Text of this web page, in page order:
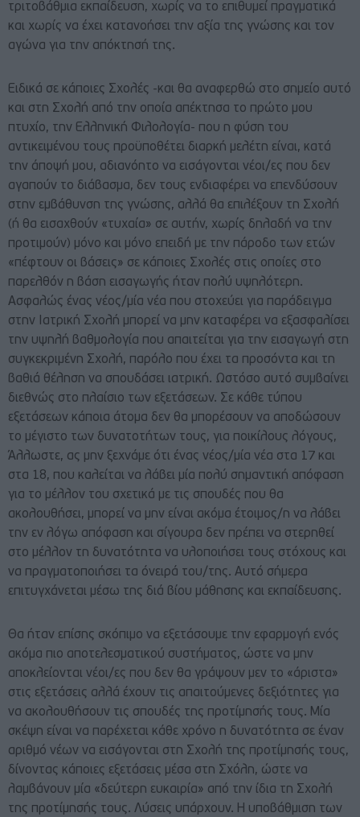
τριτοβάθμια εκπαίδευση, χωρίς να το επιθυμεί πραγματικά
και χωρίς να έχει κατανοήσει την αξία της γνώσης και τον
αγώνα για την απόκτησή της.
Ειδικά σε κάποιες Σχολές -και θα αναφερθώ στο σημείο αυτό
και στη Σχολή από την οποία απέκτησα το πρώτο μου
πτυχίο, την Ελληνική Φιλολογία- που η φύση του
αντικειμένου τους προϋποθέτει διαρκή μελέτη είναι, κατά
την άποψή μου, αδιανόητο να εισάγονται νέοι/ες που δεν
αγαπούν το διάβασμα, δεν τους ενδιαφέρει να επενδύσουν
στην εμβάθυνση της γνώσης, αλλά θα επιλέξουν τη Σχολή
(ή θα εισαχθούν «τυχαία» σε αυτήν, χωρίς δηλαδή να την
προτιμούν) μόνο και μόνο επειδή με την πάροδο των ετών
«πέφτουν οι βάσεις» σε κάποιες Σχολές στις οποίες στο
παρελθόν η βάση εισαγωγής ήταν πολύ υψηλότερη.
Ασφαλώς ένας νέος/μία νέα που στοχεύει για παράδειγμα
στην Ιατρική Σχολή μπορεί να μην καταφέρει να εξασφαλίσει
την υψηλή βαθμολογία που απαιτείται για την εισαγωγή στη
συγκεκριμένη Σχολή, παρόλο που έχει τα προσόντα και τη
βαθιά θέληση να σπουδάσει ιατρική. Ωστόσο αυτό συμβαίνει
διεθνώς στο πλαίσιο των εξετάσεων. Σε κάθε τύπου
εξετάσεων κάποια άτομα δεν θα μπορέσουν να αποδώσουν
το μέγιστο των δυνατοτήτων τους, για ποικίλους λόγους,
Άλλωστε, ας μην ξεχνάμε ότι ένας νέος/μία νέα στα 17 και
στα 18, που καλείται να λάβει μία πολύ σημαντική απόφαση
για το μέλλον του σχετικά με τις σπουδές που θα
ακολουθήσει, μπορεί να μην είναι ακόμα έτοιμος/η να λάβει
την εν λόγω απόφαση και σίγουρα δεν πρέπει να στερηθεί
στο μέλλον τη δυνατότητα να υλοποιήσει τους στόχους και
να πραγματοποιήσει τα όνειρά του/της. Αυτό σήμερα
επιτυγχάνεται μέσω της διά βίου μάθησης και εκπαίδευσης.
Θα ήταν επίσης σκόπιμο να εξετάσουμε την εφαρμογή ενός
ακόμα πιο αποτελεσματικού συστήματος, ώστε να μην
αποκλείονται νέοι/ες που δεν θα γράψουν μεν το «άριστα»
στις εξετάσεις αλλά έχουν τις απαιτούμενες δεξιότητες για
να ακολουθήσουν τις σπουδές της προτίμησής τους. Μία
σκέψη είναι να παρέχεται κάθε χρόνο η δυνατότητα σε έναν
αριθμό νέων να εισάγονται στη Σχολή της προτίμησής τους,
δίνοντας κάποιες εξετάσεις μέσα στη Σχόλη, ώστε να
λαμβάνουν μία «δεύτερη ευκαιρία» από την ίδια τη Σχολή
της προτίμησής τους. Λύσεις υπάρχουν. Η υποβάθμιση των